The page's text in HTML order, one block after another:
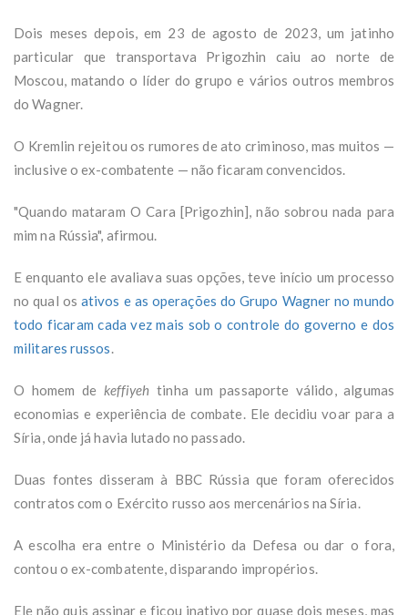
Dois meses depois, em 23 de agosto de 2023, um jatinho
particular que transportava Prigozhin caiu ao norte de
Moscou, matando o líder do grupo e vários outros membros
do Wagner.
O Kremlin rejeitou os rumores de ato criminoso, mas muitos —
inclusive o ex-combatente — não ficaram convencidos.
"Quando mataram O Cara [Prigozhin], não sobrou nada para
mim na Rússia", afirmou.
E enquanto ele avaliava suas opções, teve início um processo
no qual os ativos e as operações do Grupo Wagner no mundo
todo ficaram cada vez mais sob o controle do governo e dos
militares russos.
O homem de keffiyeh tinha um passaporte válido, algumas
economias e experiência de combate. Ele decidiu voar para a
Síria, onde já havia lutado no passado.
Duas fontes disseram à BBC Rússia que foram oferecidos
contratos com o Exército russo aos mercenários na Síria.
A escolha era entre o Ministério da Defesa ou dar o fora,
contou o ex-combatente, disparando impropérios.
Ele não quis assinar e ficou inativo por quase dois meses, mas